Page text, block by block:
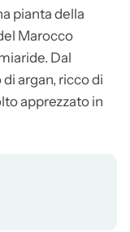
pianta della
Marocco
Dal
di argan, ricco di
apprezzato in